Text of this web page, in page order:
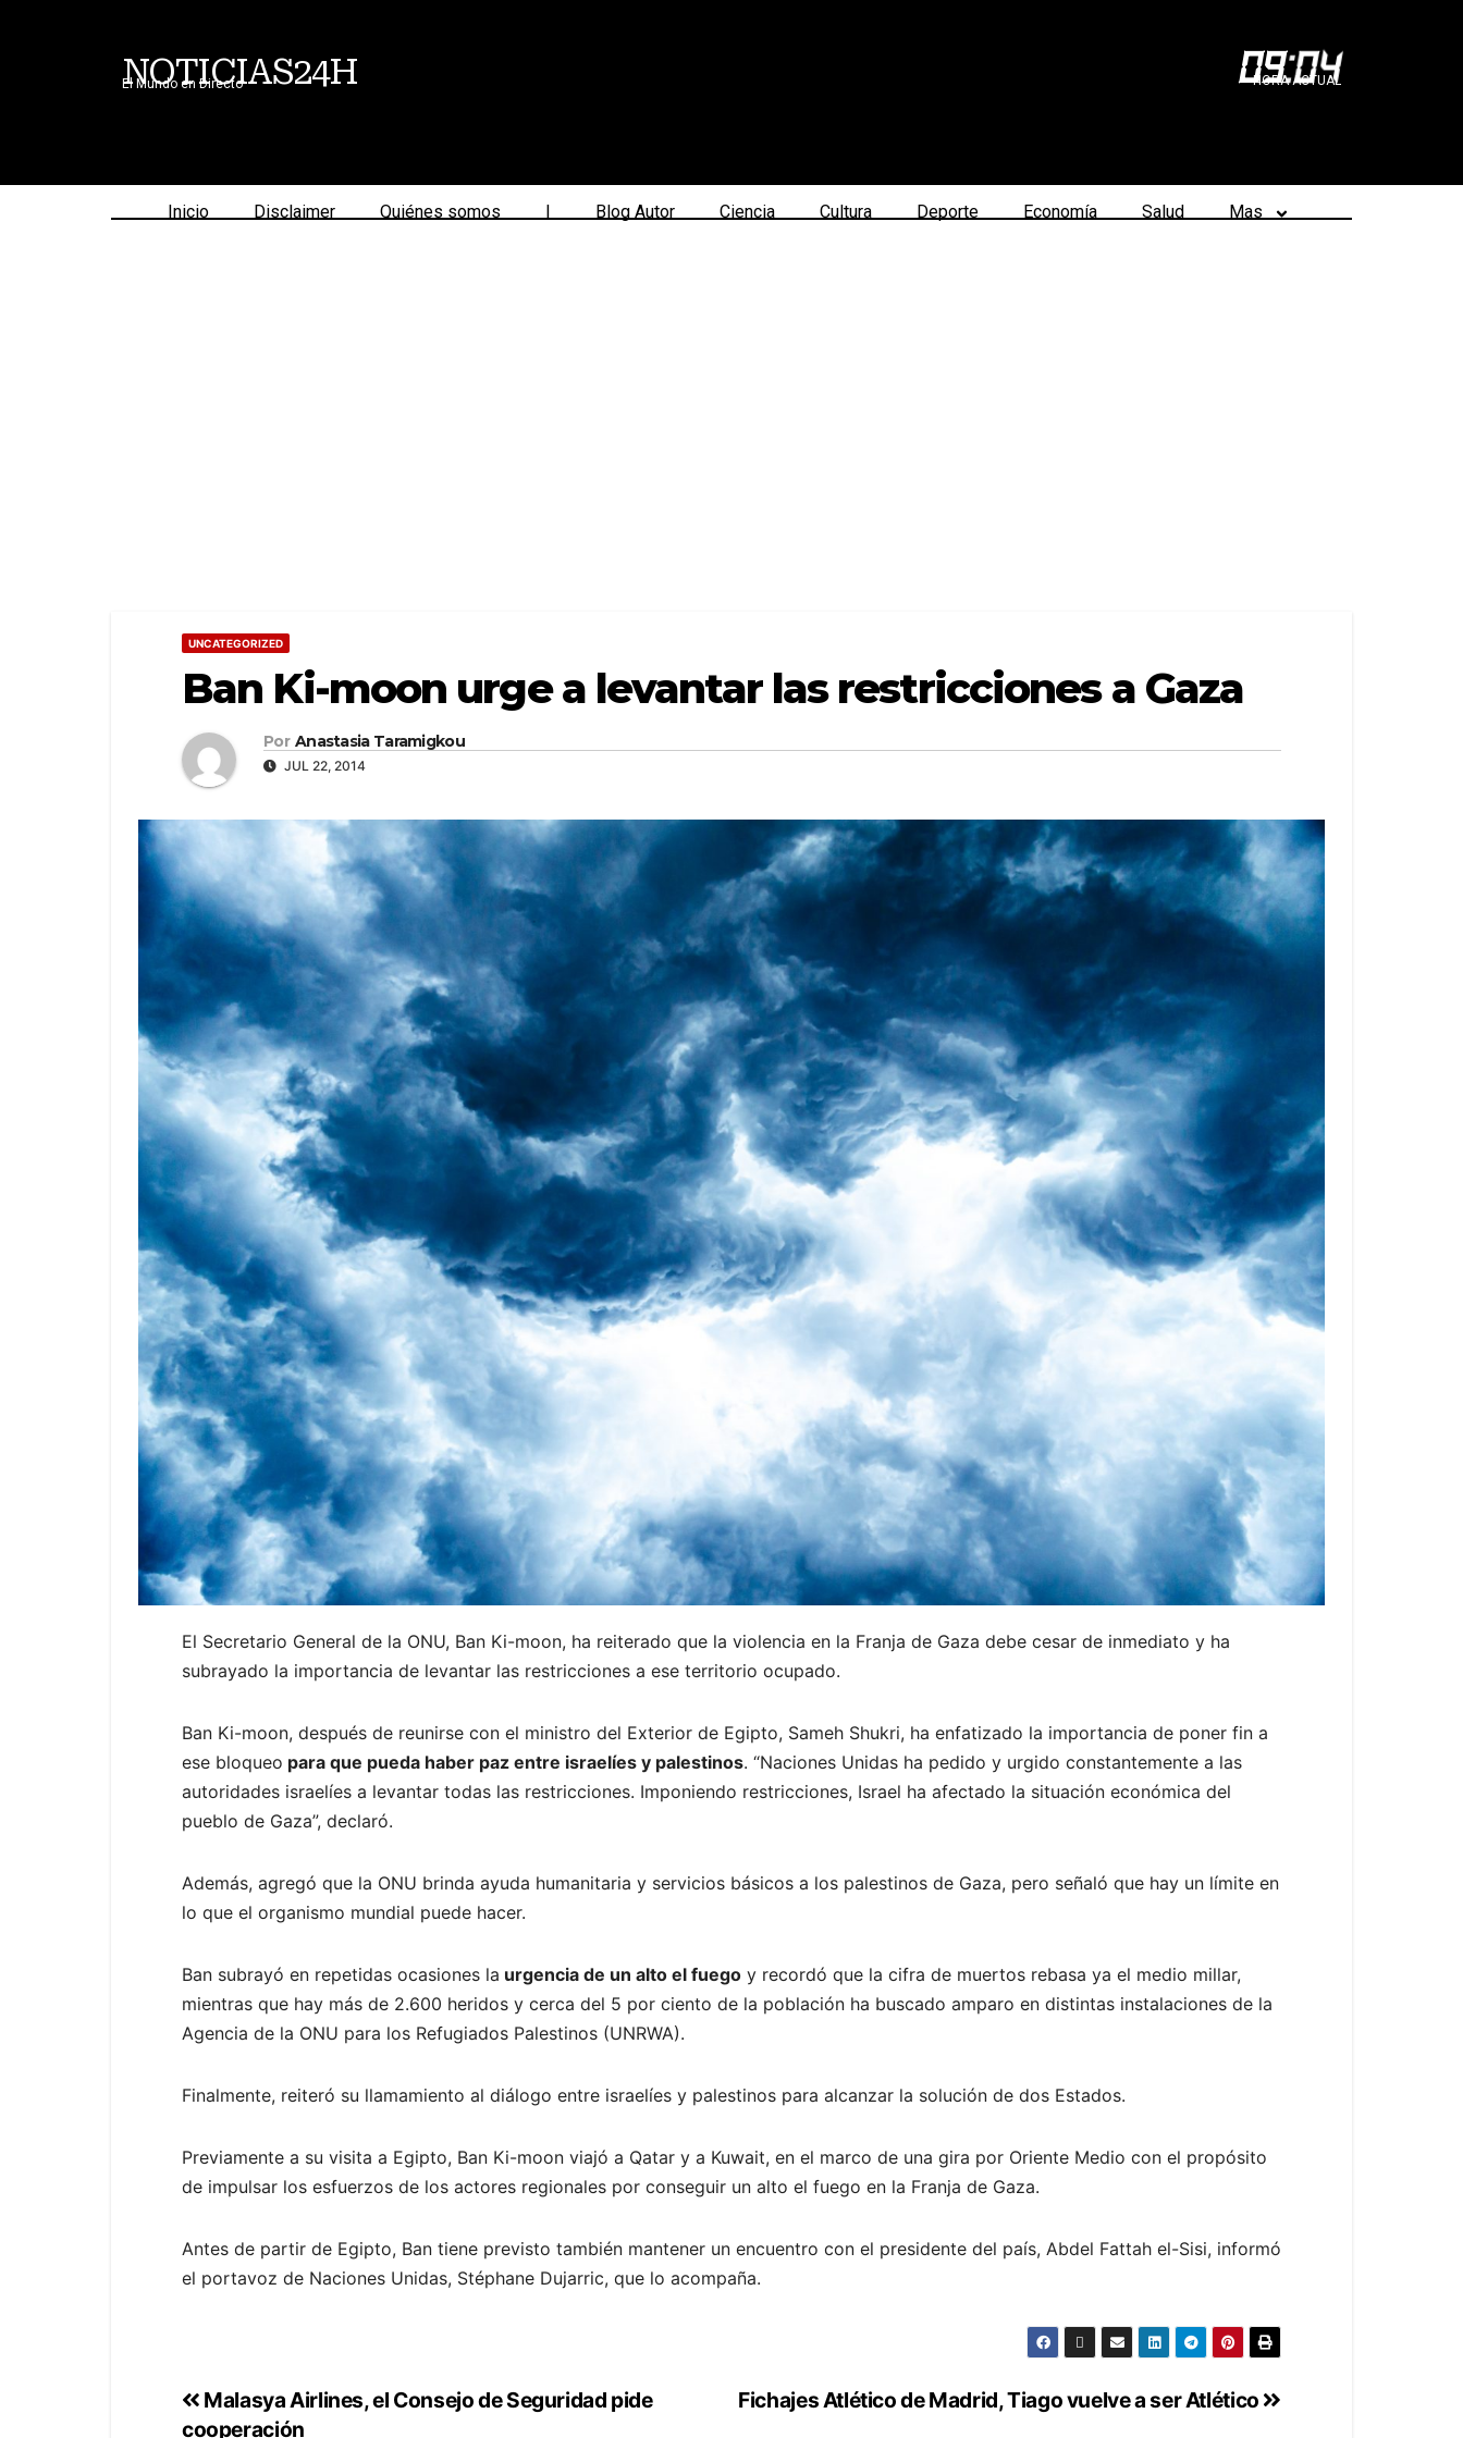
NOTICIAS24H
El Mundo en Directo 09:04
HORA ACTUAL
Inicio Disclaimer Quiénes somos | Blog Autor Ciencia Cultura Deporte Economía Salud Mas
UNCATEGORIZED
Ban Ki-moon urge a levantar las restricciones a Gaza
Por Anastasia Taramigkou
JUL 22, 2014
El Secretario General de la ONU, Ban Ki-moon, ha reiterado que la violencia en la Franja de Gaza debe cesar de inmediato y ha
subrayado la importancia de levantar las restricciones a ese territorio ocupado.
Ban Ki-moon, después de reunirse con el ministro del Exterior de Egipto, Sameh Shukri, ha enfatizado la importancia de poner fin a
ese bloqueo para que pueda haber paz entre israelíes y palestinos. “Naciones Unidas ha pedido y urgido constantemente a las
autoridades israelíes a levantar todas las restricciones. Imponiendo restricciones, Israel ha afectado la situación económica del
pueblo de Gaza”, declaró.
Además, agregó que la ONU brinda ayuda humanitaria y servicios básicos a los palestinos de Gaza, pero señaló que hay un límite en
lo que el organismo mundial puede hacer.
Ban subrayó en repetidas ocasiones la urgencia de un alto el fuego y recordó que la cifra de muertos rebasa ya el medio millar,
mientras que hay más de 2.600 heridos y cerca del 5 por ciento de la población ha buscado amparo en distintas instalaciones de la
Agencia de la ONU para los Refugiados Palestinos (UNRWA).
Finalmente, reiteró su llamamiento al diálogo entre israelíes y palestinos para alcanzar la solución de dos Estados.
Previamente a su visita a Egipto, Ban Ki-moon viajó a Qatar y a Kuwait, en el marco de una gira por Oriente Medio con el propósito
de impulsar los esfuerzos de los actores regionales por conseguir un alto el fuego en la Franja de Gaza.
Antes de partir de Egipto, Ban tiene previsto también mantener un encuentro con el presidente del país, Abdel Fattah el-Sisi, informó
el portavoz de Naciones Unidas, Stéphane Dujarric, que lo acompaña.
Fichajes Atlético de Madrid, Tiago vuelve a ser Atlético
Malasya Airlines, el Consejo de Seguridad pide
cooperación